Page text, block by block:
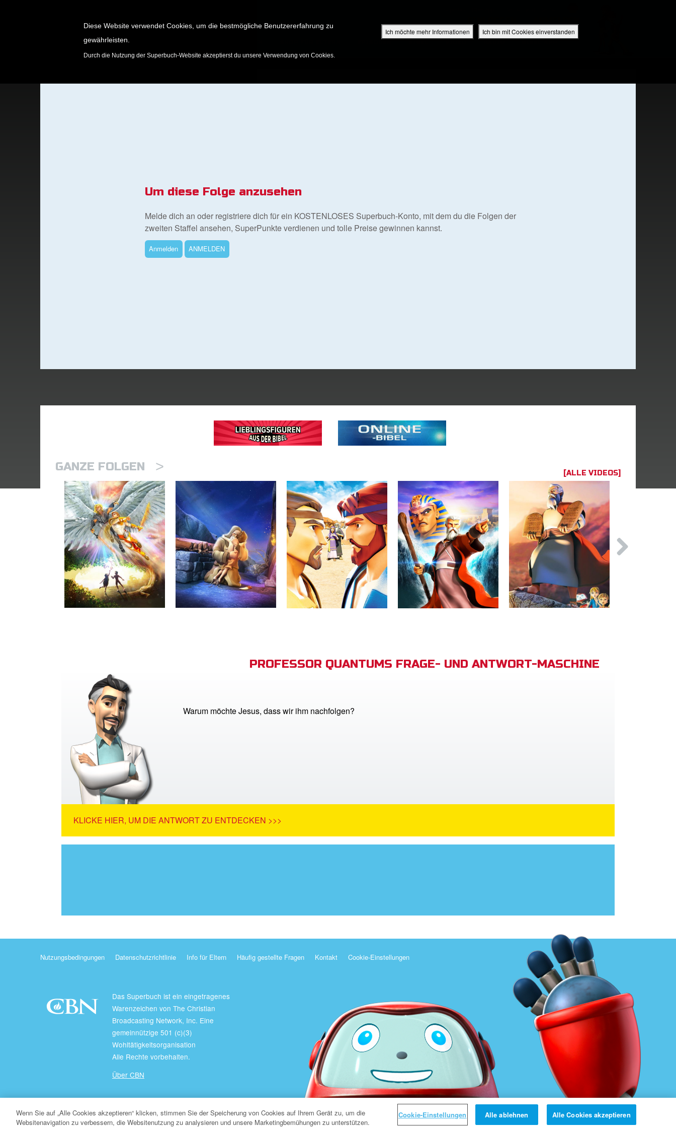
Diese Website verwendet Cookies, um die bestmögliche Benutzererfahrung zu
gewährleisten.
Durch die Nutzung der Superbuch-Website akzeptierst du unsere Verwendung von Cookies.
Ich möchte mehr Informationen Ich bin mit Cookies einverstanden
Um diese Folge anzusehen
Melde dich an oder registriere dich für ein KOSTENLOSES Superbuch-Konto, mit dem du die Folgen der
zweiten Staffel ansehen, SuperPunkte verdienen und tolle Preise gewinnen kannst.
Anmelden ANMELDEN
GANZE FOLGEN > [ALLE VIDEOS]
PROFESSOR QUANTUMS FRAGE- UND ANTWORT-MASCHINE
Warum möchte Jesus, dass wir ihm nachfolgen?
KLICKE HIER, UM DIE ANTWORT ZU ENTDECKEN >>>
Nutzungsbedingungen Datenschutzrichtlinie Info für Eltern Häufig gestellte Fragen Kontakt Cookie-Einstellungen
Das Superbuch ist ein eingetragenes
Warenzeichen von The Christian
Broadcasting Network, Inc. Eine
gemeinnützige 501 (c)(3)
Wohltätigkeitsorganisation
Alle Rechte vorbehalten.
Über CBN
© Copyright 2026 Christian Broadcasting Network.
Wenn Sie auf „Alle Cookies akzeptieren“ klicken, stimmen Sie der Speicherung von Cookies auf Ihrem Gerät zu, um die
Websitenavigation zu verbessern, die Websitenutzung zu analysieren und unsere Marketingbemühungen zu unterstützen.
Cookie-Einstellungen Alle ablehnen Alle Cookies akzeptieren